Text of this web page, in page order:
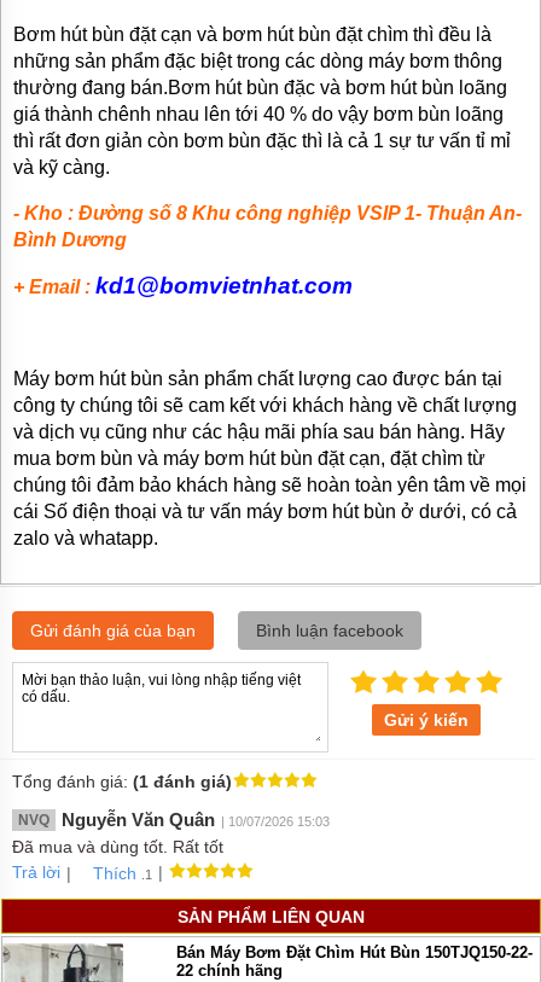
Bơm hút bùn đặt cạn và bơm hút bùn đặt chìm thì đều là
những sản phẩm đặc biệt trong các dòng máy bơm thông
thường đang bán.Bơm hút bùn đặc và bơm hút bùn loãng
giá thành chênh nhau lên tới 40 % do vậy bơm bùn loãng
thì rất đơn giản còn bơm bùn đặc thì là cả 1 sự tư vấn tỉ mỉ
và kỹ càng.
- Kho : Đường số 8 Khu công nghiệp VSIP 1- Thuận An-
Bình Dương
+ Email : kd1@bomvietnhat.com
Máy bơm hút bùn sản phẩm chất lượng cao được bán tại
công ty chúng tôi sẽ cam kết với khách hàng về chất lượng
và dịch vụ cũng như các hậu mãi phía sau bán hàng. Hãy
mua bơm bùn và máy bơm hút bùn đặt cạn, đặt chìm từ
chúng tôi đảm bảo khách hàng sẽ hoàn toàn yên tâm về mọi
cái Số điện thoại và tư vấn máy bơm hút bùn ở dưới, có cả
zalo và whatapp.
Gửi đánh giá của bạn Bình luận facebook
Gửi ý kiến
Tổng đánh giá: (1 đánh giá)
NVQ Nguyễn Văn Quân | 10/07/2026 15:03
Đã mua và dùng tốt. Rất tốt
Trả lời | Thích .1 |
SẢN PHẨM LIÊN QUAN
Bán Máy Bơm Đặt Chìm Hút Bùn 150TJQ150-22-
22 chính hãng